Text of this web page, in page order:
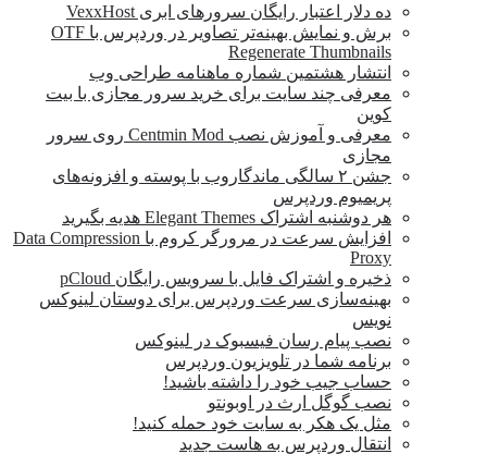
ده دلار اعتبار رایگان سرورهای ابری VexxHost
برش و نمایش بهینه‌تر تصاویر در وردپرس با OTF
Regenerate Thumbnails
انتشار هشتمین شماره ماهنامه طراحی وب
معرفی چند سایت برای خرید سرور مجازی با بیت
کوین
معرفی و آموزش نصب Centmin Mod روی سرور
مجازی
جشن ۲ سالگی ماندگار‌وب با پوسته و افزونه‌های
پریمیوم وردپرس
هر دوشنبه اشتراک Elegant Themes هدیه بگیرید
افزایش سرعت در مرورگر کروم با Data Compression
Proxy
ذخیره و اشتراک فایل با سرویس رایگان pCloud
بهینه‌سازی سرعت وردپرس برای دوستان لینوکس
نویس
نصب پیام رسان فیسبوک در لینوکس
برنامه شما در تلویزیون وردپرس
حساب جیب خود را داشته باشید!
نصب گوگل ارث در اوبونتو
مثل یک هکر به سایت خود حمله کنید!
انتقال وردپرس به هاست جدید